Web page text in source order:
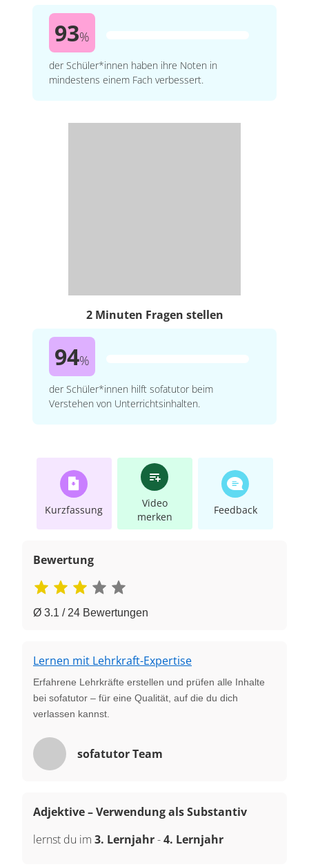
93%
der Schüler*innen haben ihre Noten in
mindestens einem Fach verbessert.
2 Minuten Fragen stellen
94%
der Schüler*innen hilft sofatutor beim
Verstehen von Unterrichtsinhalten.
Kurzfassung
Video
merken
Feedback
Bewertung
Ø 3.1 / 24 Bewertungen
Lernen mit Lehrkraft-Expertise
Erfahrene Lehrkräfte erstellen und prüfen alle Inhalte
bei sofatutor – für eine Qualität, auf die du dich
verlassen kannst.
sofatutor Team
Adjektive – Verwendung als Substantiv
lernst du im 3. Lernjahr-4. Lernjahr